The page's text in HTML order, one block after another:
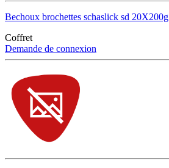
Bechoux brochettes schaslick sd 20X200g
Coffret
Demande de connexion